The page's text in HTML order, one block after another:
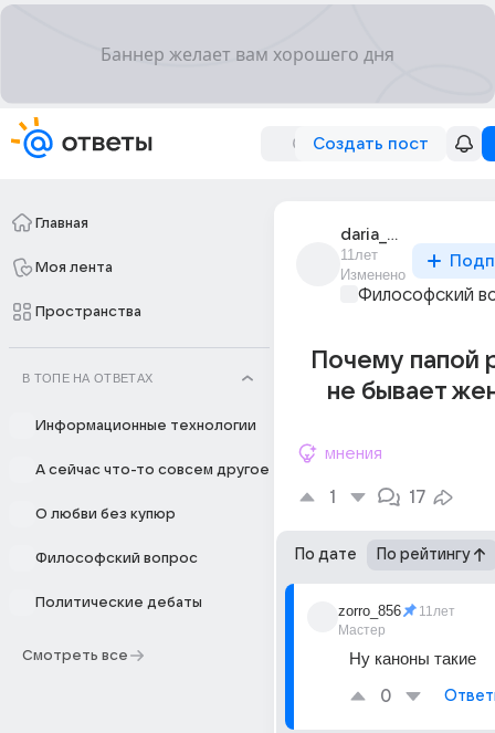
Создать пост
Главная
Моя лента
Пространства
В ТОПЕ НА ОТВЕТАХ
Информационные технологии
А сейчас что-то совсем другое
О любви без купюр
Философский вопрос
Политические дебаты
Смотреть все
daria_efremova_280
11лет
Изменено
Философский
Почему пaпой
не бывает
мнения
1 17
По дате По рейтингу
zorro_856
Мастер
11лет
Ну каноны такие
0